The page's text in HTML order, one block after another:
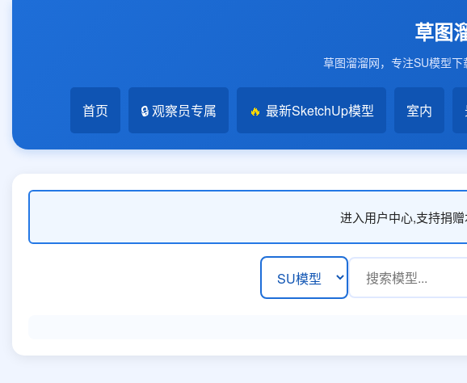
草图
草图溜溜网，专注SU模型
首页 🔒 观察员专属 🔥 最新SketchUp模型 室内
进入用户中心,支持捐赠